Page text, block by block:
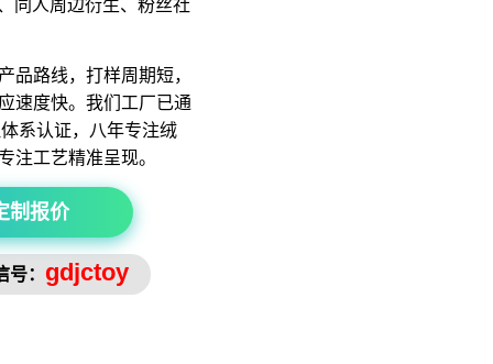
同人周边衍生、粉丝社
品路线，打样周期短，
速度快。我们工厂已通
系认证，八年专注绒
注工艺精准呈现。
制报价
： gdjctoy